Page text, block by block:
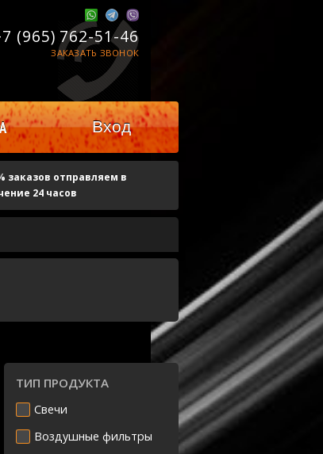
ТИП ПРОДУКТА
Свечи
Воздушные фильтры
(965) 762-51-46
ЗАКАЗАТЬ ЗВОНОК
Вход
заказов отправляем в
24 часов